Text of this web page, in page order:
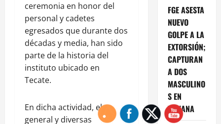
ceremonia en honor del
personal y cadetes
egresados que durante dos
décadas y media, han sido
parte de la historia del
instituto ubicado en
Tecate.
En dicha actividad, el
general y diversas
FGE ASESTA
NUEVO
GOLPE A LA
EXTORSIÓN;
CAPTURAN
A DOS
MASCULINO
S EN
TIJUANA